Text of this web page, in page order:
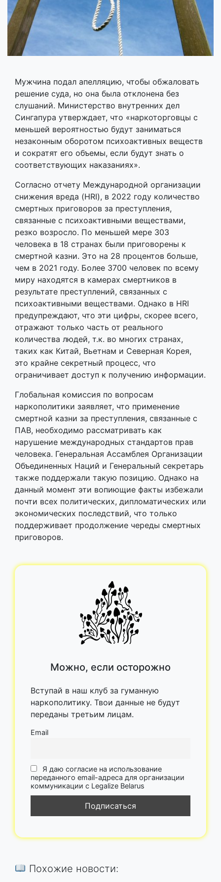
Мужчина подал апелляцию, чтобы обжаловать
решение суда, но она была отклонена без
слушаний. Министерство внутренних дел
Сингапура утверждает, что «наркоторговцы с
меньшей вероятностью будут заниматься
незаконным оборотом психоактивных веществ
и сократят его объемы, если будут знать о
соответствующих наказаниях».
Согласно отчету Международной организации
снижения вреда (HRI), в 2022 году количество
смертных приговоров за преступления,
связанные с психоактивными веществами,
резко возросло. По меньшей мере 303
человека в 18 странах были приговорены к
смертной казни. Это на 28 процентов больше,
чем в 2021 году. Более 3700 человек по всему
миру находятся в камерах смертников в
результате преступлений, связанных с
психоактивными веществами. Однако в HRI
предупреждают, что эти цифры, скорее всего,
отражают только часть от реального
количества людей, т.к. во многих странах,
таких как Китай, Вьетнам и Северная Корея,
это крайне секретный процесс, что
ограничивает доступ к получению информации.
Глобальная комиссия по вопросам
наркополитики заявляет, что применение
смертной казни за преступления, связанные с
ПАВ, необходимо рассматривать как
нарушение международных стандартов прав
человека. Генеральная Ассамблея Организации
Объединенных Наций и Генеральный секретарь
также поддержали такую позицию. Однако на
данный момент эти вопиющие факты избежали
почти всех политических, дипломатических или
экономических последствий, что только
поддерживает продолжение череды смертных
приговоров.
Можно, если осторожно
Вступай в наш клуб за гуманную
наркополитику. Твои данные не будут
переданы третьим лицам.
Email
Я даю согласие на использование
переданного email-адреса для организации
коммуникации с Legalize Belarus
Похожие новости: